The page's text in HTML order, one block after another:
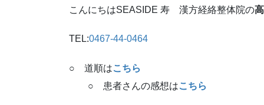
こんにちはSEASIDE 寿 漢方経絡整体院の
TEL:0467-44-0464
○ 道順はこちら
○ 患者さんの感想はこちら